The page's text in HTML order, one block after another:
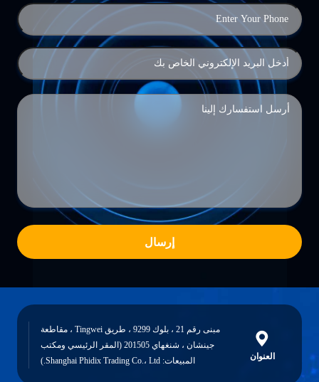
إرسال
العنوان
مبنى رقم 21 ، بلوك 9299 ، طريق Tingwei ، مقاطعة
جينشان ، شنغهاي 201505 (المقر الرئيسي ومكتب
المبيعات: Shanghai Phidix Trading Co.، Ltd.)